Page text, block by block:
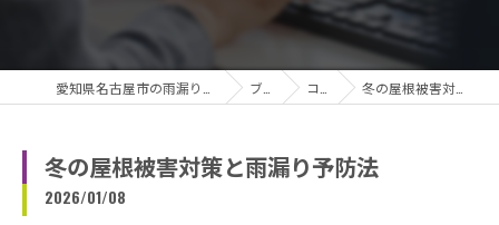
ブログ コラム 冬の屋根被害対策と雨漏り予防法
冬の屋根被害対策と雨漏り予防法
2026/01/08